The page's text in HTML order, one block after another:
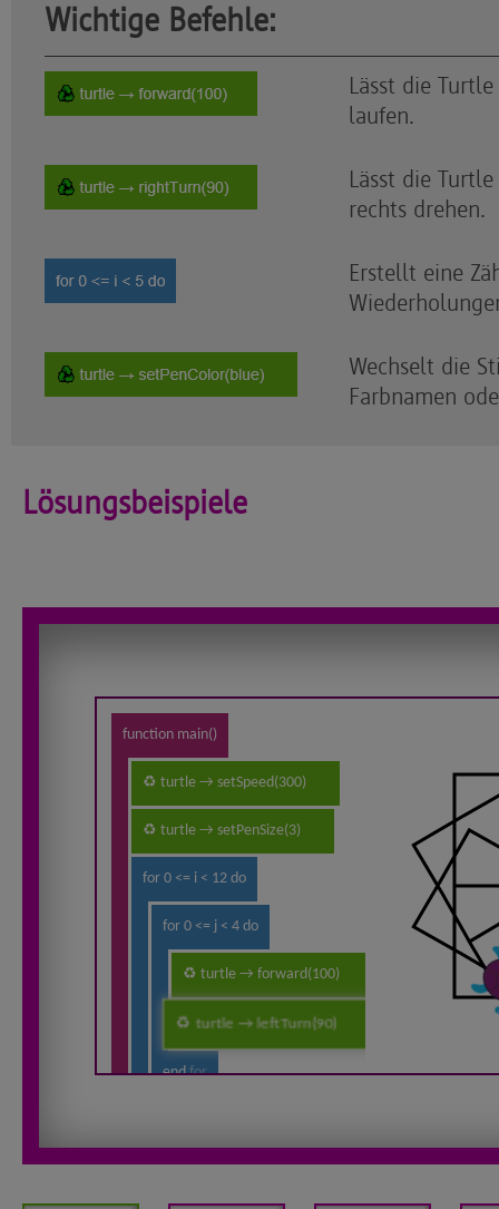
Wichtige Befehle:
Lässt die
laufen.
Lässt die
rechts drehen.
Erstellt eine
Wechselt die
Farbnamen
Lösungsbeispiele